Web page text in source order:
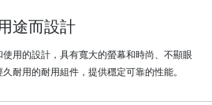
途而設計
用的設計，具有寬大的螢幕和時尚、不顯眼
耐用的耐用組件，提供穩定可靠的性能。